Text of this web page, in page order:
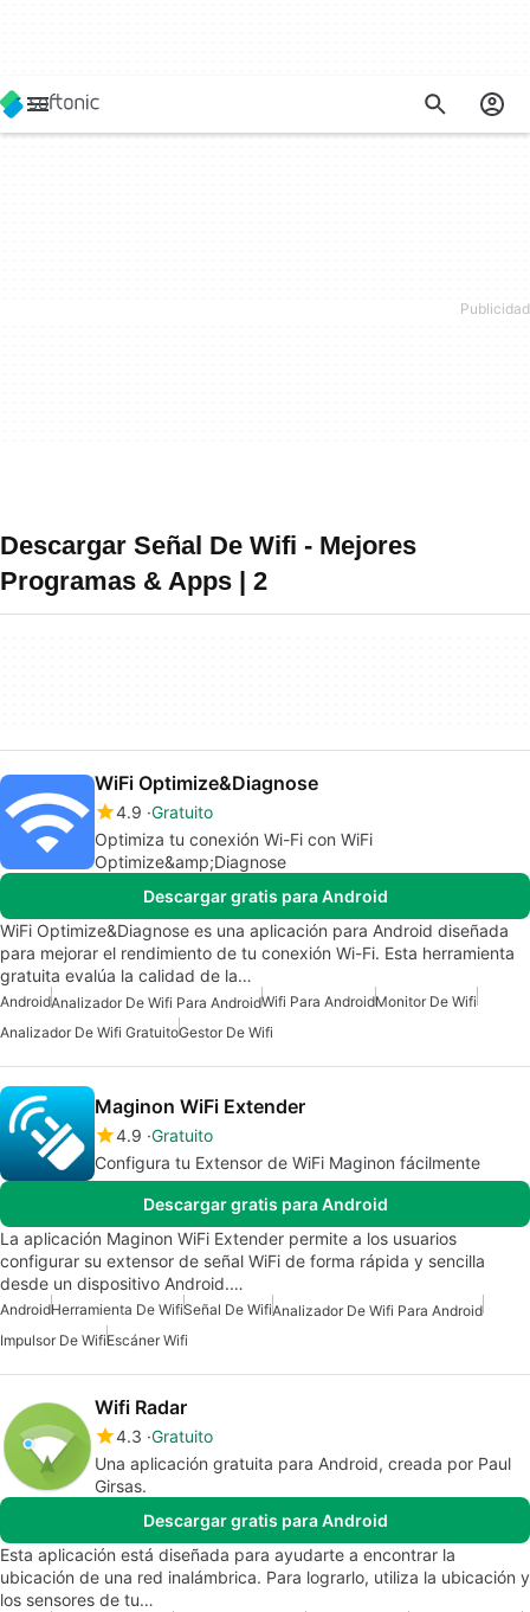
Descargar Señal De Wifi - Mejores
Programas & Apps | 2
WiFi Optimize&Diagnose
4.9 Gratuito
Optimiza tu conexión Wi-Fi con WiFi
Optimize&amp;Diagnose
Descargar gratis para Android
WiFi Optimize&Diagnose es una aplicación para Android diseñada
para mejorar el rendimiento de tu conexión Wi-Fi. Esta herramienta
gratuita evalúa la calidad de la…
AndroidAnalizador De Wifi Para AndroidWifi Para AndroidMonitor De Wifi
Analizador De Wifi GratuitoGestor De Wifi
Maginon WiFi Extender
4.9 Gratuito
Configura tu Extensor de WiFi Maginon fácilmente
Descargar gratis para Android
La aplicación Maginon WiFi Extender permite a los usuarios
configurar su extensor de señal WiFi de forma rápida y sencilla
desde un dispositivo Android.…
AndroidHerramienta De WifiSeñal De WifiAnalizador De Wifi Para Android
Impulsor De WifiEscáner Wifi
Wifi Radar
4.3 Gratuito
Una aplicación gratuita para Android, creada por Paul
Girsas.
Descargar gratis para Android
Esta aplicación está diseñada para ayudarte a encontrar la
ubicación de una red inalámbrica. Para lograrlo, utiliza la ubicación y
los sensores de tu…